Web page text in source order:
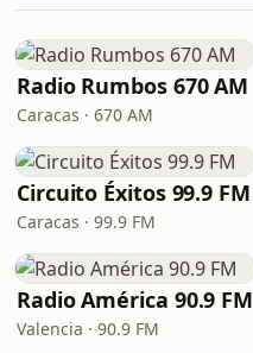
Radio Rumbos 670 AM
Caracas · 670 AM
Circuito Éxitos 99.9 FM
Caracas · 99.9 FM
Radio América 90.9 FM
Valencia · 90.9 FM